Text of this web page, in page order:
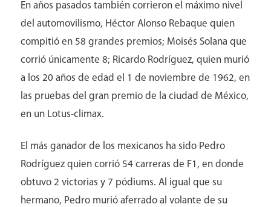
En años pasados también corrieron el máximo nivel
del automovilismo, Héctor Alonso Rebaque quien
compitió en 58 grandes premios; Moisés Solana que
corrió únicamente 8; Ricardo Rodríguez, quien murió
a los 20 años de edad el 1 de noviembre de 1962, en
las pruebas del gran premio de la ciudad de México,
en un Lotus-climax.
El más ganador de los mexicanos ha sido Pedro
Rodríguez quien corrió 54 carreras de F1, en donde
obtuvo 2 victorias y 7 pódiums. Al igual que su
hermano, Pedro murió aferrado al volante de su